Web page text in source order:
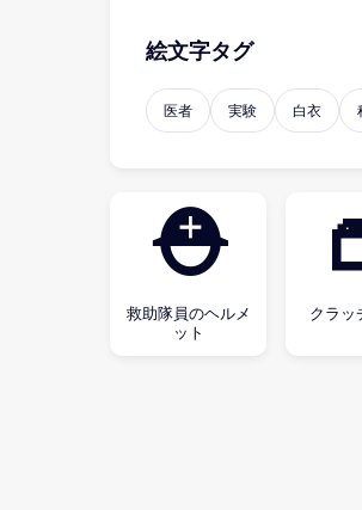
絵文字タグ
医者 実験 白衣
⛑
救助隊員のヘルメ
ット
クラッ